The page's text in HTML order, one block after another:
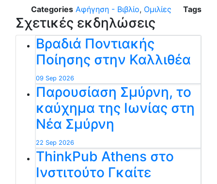
Categories Αφήγηση - Βιβλίο, Ομιλίες Tags
Σχετικές εκδηλώσεις
Βραδιά Ποντιακής
Ποίησης στην Καλλιθέα
09 Sep 2026
Παρουσίαση Σμύρνη, το
καύχημα της Ιωνίας στη
Νέα Σμύρνη
22 Sep 2026
ThinkPub Athens στο
Ινστιτούτο Γκαίτε